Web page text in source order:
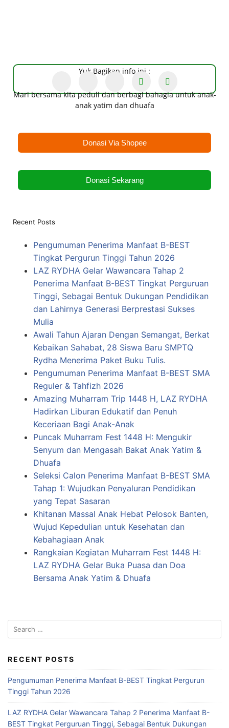
Yuk Bagikan info ini :
Mari bersama kita peduli dan berbagi bahagia untuk anak-
anak yatim dan dhuafa
Donasi Via Shopee
Donasi Sekarang
Recent Posts
Pengumuman Penerima Manfaat B-BEST
Tingkat Pergurun Tinggi Tahun 2026
LAZ RYDHA Gelar Wawancara Tahap 2
Penerima Manfaat B-BEST Tingkat Perguruan
Tinggi, Sebagai Bentuk Dukungan Pendidikan
dan Lahirnya Generasi Berprestasi Sukses
Mulia
Awali Tahun Ajaran Dengan Semangat, Berkat
Kebaikan Sahabat, 28 Siswa Baru SMPTQ
Rydha Menerima Paket Buku Tulis.
Pengumuman Penerima Manfaat B-BEST SMA
Reguler & Tahfizh 2026
Amazing Muharram Trip 1448 H, LAZ RYDHA
Hadirkan Liburan Edukatif dan Penuh
Keceriaan Bagi Anak-Anak
Puncak Muharram Fest 1448 H: Mengukir
Senyum dan Mengasah Bakat Anak Yatim &
Dhuafa
Seleksi Calon Penerima Manfaat B-BEST SMA
Tahap 1: Wujudkan Penyaluran Pendidikan
yang Tepat Sasaran
Khitanan Massal Anak Hebat Pelosok Banten,
Wujud Kepedulian untuk Kesehatan dan
Kebahagiaan Anak
Rangkaian Kegiatan Muharram Fest 1448 H:
LAZ RYDHA Gelar Buka Puasa dan Doa
Bersama Anak Yatim & Dhuafa
RECENT POSTS
Pengumuman Penerima Manfaat B-BEST Tingkat Pergurun
Tinggi Tahun 2026
LAZ RYDHA Gelar Wawancara Tahap 2 Penerima Manfaat B-
BEST Tingkat Perguruan Tinggi, Sebagai Bentuk Dukungan